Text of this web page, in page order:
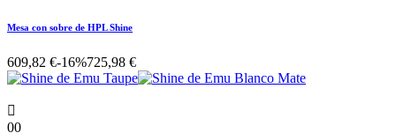
Mesa con sobre de HPL Shine
609,82 €-16%725,98 €

00